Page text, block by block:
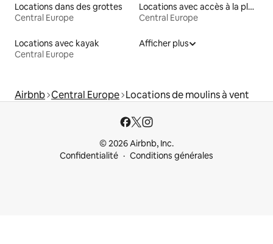
Locations dans des grottes
Central Europe
Locations avec accès à la plage
Central Europe
Locations avec kayak
Central Europe
Afficher plus
Airbnb Central Europe Locations de moulins à vent
© 2026 Airbnb, Inc.
Confidentialité
Conditions générales